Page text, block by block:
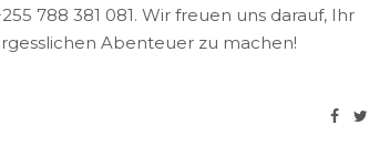
788 381 081. Wir freuen uns darauf, Ihr
Abenteuer zu machen!